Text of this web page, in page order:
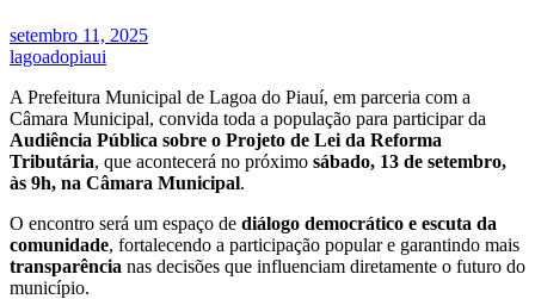
setembro 11, 2025
lagoadopiaui
A Prefeitura Municipal de Lagoa do Piauí, em parceria com a
Câmara Municipal, convida toda a população para participar da
Audiência Pública sobre o Projeto de Lei da Reforma
Tributária, que acontecerá no próximo sábado, 13 de setembro,
às 9h, na Câmara Municipal.
O encontro será um espaço de diálogo democrático e escuta da
comunidade, fortalecendo a participação popular e garantindo mais
transparência nas decisões que influenciam diretamente o futuro do
município.